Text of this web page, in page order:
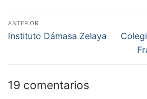
Navegación
de
ANTERIOR
Entrada
Instituto Dámasa Zelaya
19 comentarios